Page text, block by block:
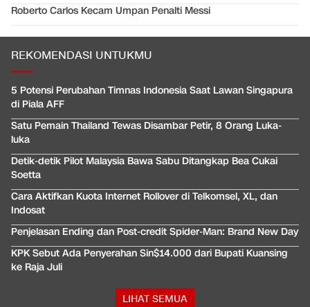
Roberto Carlos Kecam Umpan Penalti Messi
REKOMENDASI UNTUKMU
5 Potensi Perubahan Timnas Indonesia Saat Lawan Singapura
di Piala AFF
Satu Pemain Thailand Tewas Disambar Petir, 8 Orang Luka-
luka
Detik-detik Pilot Malaysia Bawa Sabu Ditangkap Bea Cukai
Soetta
Cara Aktifkan Kuota Internet Rollover di Telkomsel, XL, dan
Indosat
Penjelasan Ending dan Post-credit Spider-Man: Brand New Day
KPK Sebut Ada Penyerahan Sin$14.000 dari Bupati Kuansing
ke Raja Juli
LIHAT SEMUA